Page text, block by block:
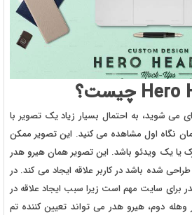
می شوید، به احتمال بسیار زیاد یک تصویر با
نگاه اول مشاهده می کنید. این تصویر ممکن
یک ویدئو باشد. این تصویر همان هیرو هدر
شده باشد در کاربر علاقه ایجاد می کند. در
برای سایت مهم است زیرا سبب ایجاد علاقه در
دوم، هیرو هدر می تواند تعیین کننده تم